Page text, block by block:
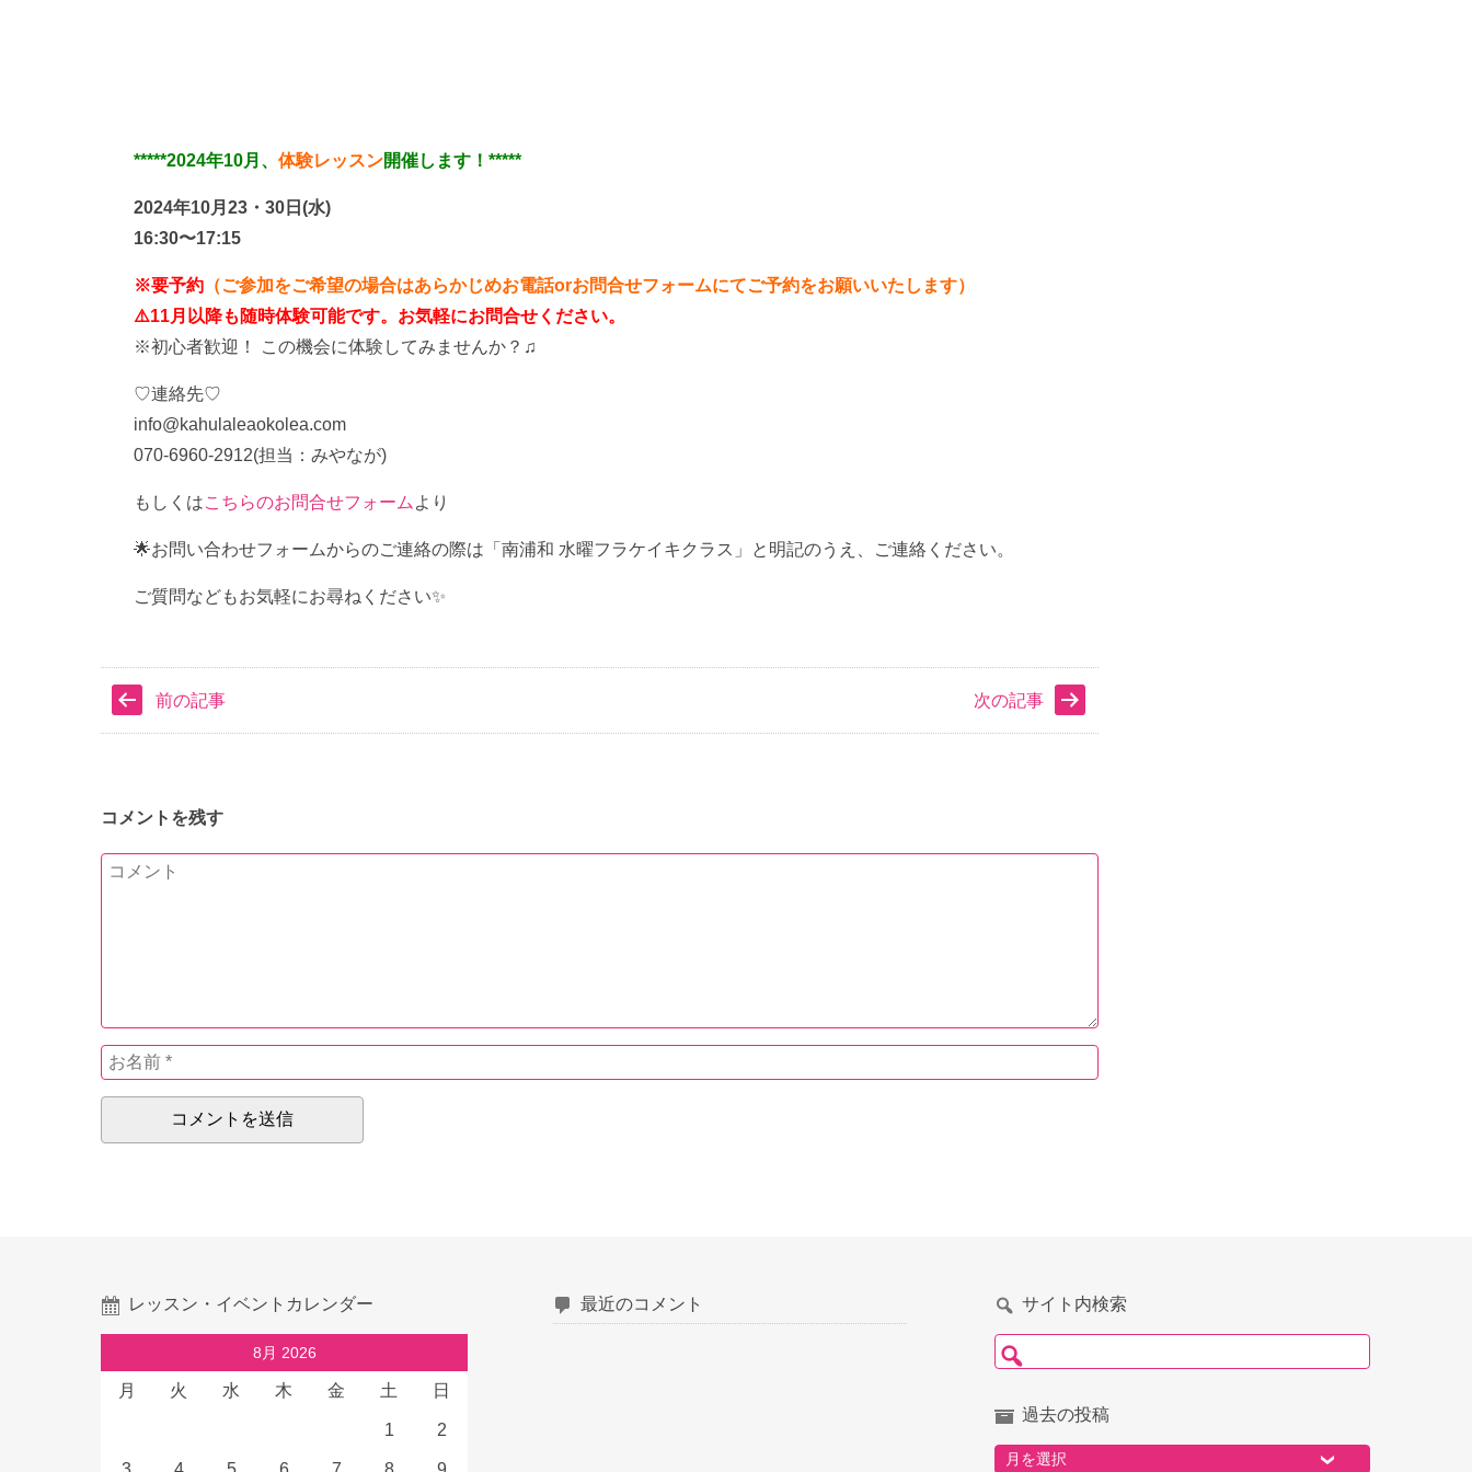
*****2024年10月、 体験レッスン開催します！*****
2024年10月23・30日(水)
16:30〜17:15
※要予約 （ご参加をご希望の場合はあらかじめお電話orお問合せフォームにてご予約をお願いいたします）
⚠️11月以降も随時体験可能です。お気軽にお問合せください。
※初心者歓迎！ この機会に体験してみませんか？♫
♡連絡先♡
info@kahulaleaokolea.com
070-6960-2912(担当：みやなが)
もしくはこちらのお問合せフォームより
🌟お問い合わせフォームからのご連絡の際は「南浦和 水曜フラケイキクラス」と明記のうえ、ご連絡ください。
ご質問などもお気軽にお尋ねください✨
前の記事 次の記事
コメントを残す
レッスン・イベントカレンダー
8月 2026
月 火 水 木 金 土 日
1 2
最近のコメント サイト内検索
検索:
過去の投稿
過去の投稿